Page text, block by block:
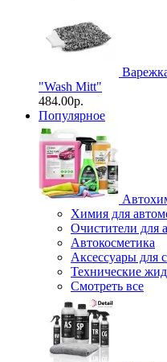
"Wash Mitt"
484.00р.
Популярное
Химия для
Очистители для
Автокосметика
Аксессуары для
Технические
Смотреть все